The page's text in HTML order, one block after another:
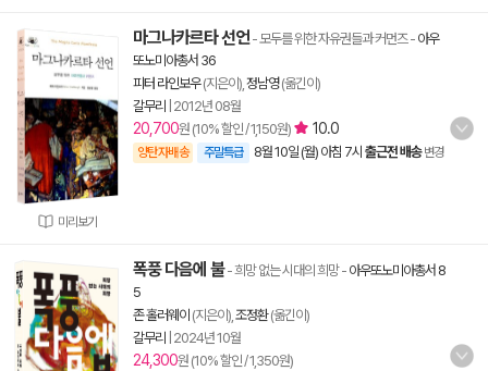
미리보기
마그나카르타 선언- 모두를 위한 자유권들과 커먼즈- 아우
또노미아총서 36
피터 라인보우(지은이), 정남영(옮긴이)
갈무리
2012년 08월
20,700원 (10% 할인 / 1,150원) 10.0
양탄자배송 주말특급 8월 10일 (월) 아침 7시 출근전 배송 변경
폭풍 다음에 불- 희망 없는 시대의 희망- 아우또노미아총서 8
5
존 홀러웨이 (지은이), 조정환(옮긴이)
갈무리
2024년 10월
24,300원 (10% 할인 / 1,350원)